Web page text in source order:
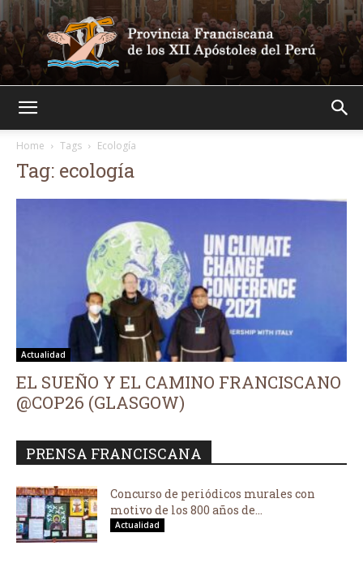
Home
Tags Ecología
Tag: ecología
Actualidad
EL SUEÑO Y EL CAMINO FRANCISCANO
@COP26 (GLASGOW)
PRENSA FRANCISCANA
Concurso de periódicos murales con
motivo de los 800 años de...
Actualidad